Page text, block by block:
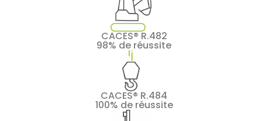
CACES® R.482
98% de réussite
CACES® R.484
100% de réussite